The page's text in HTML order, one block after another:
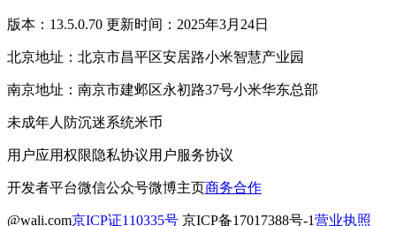
版本：13.5.0.70 更新时间：2025年3月24日
北京地址：北京市昌平区安居路小米智慧产业园
南京地址：南京市建邺区永初路37号小米华东总部
未成年人防沉迷系统米币
用户应用权限隐私协议用户服务协议
开发者平台微信公众号微博主页商务合作
@wali.com京ICP证110335号 京ICP备17017388号-1营业执照